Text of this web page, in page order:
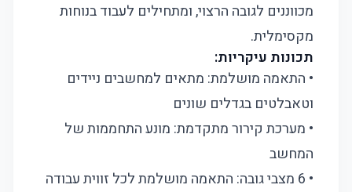
מכווננים לגובה הרצוי, ומתחילים לעבוד בנוחות
מקסימלית.
תכונות עיקריות:
• התאמה מושלמת: מתאים למחשבים ניידים
וטאבלטים בגדלים שונים
• מערכת קירור מתקדמת: מונע התחממות של
המחשב
• 6 מצבי גובה: התאמה מושלמת לכל זווית עבודה